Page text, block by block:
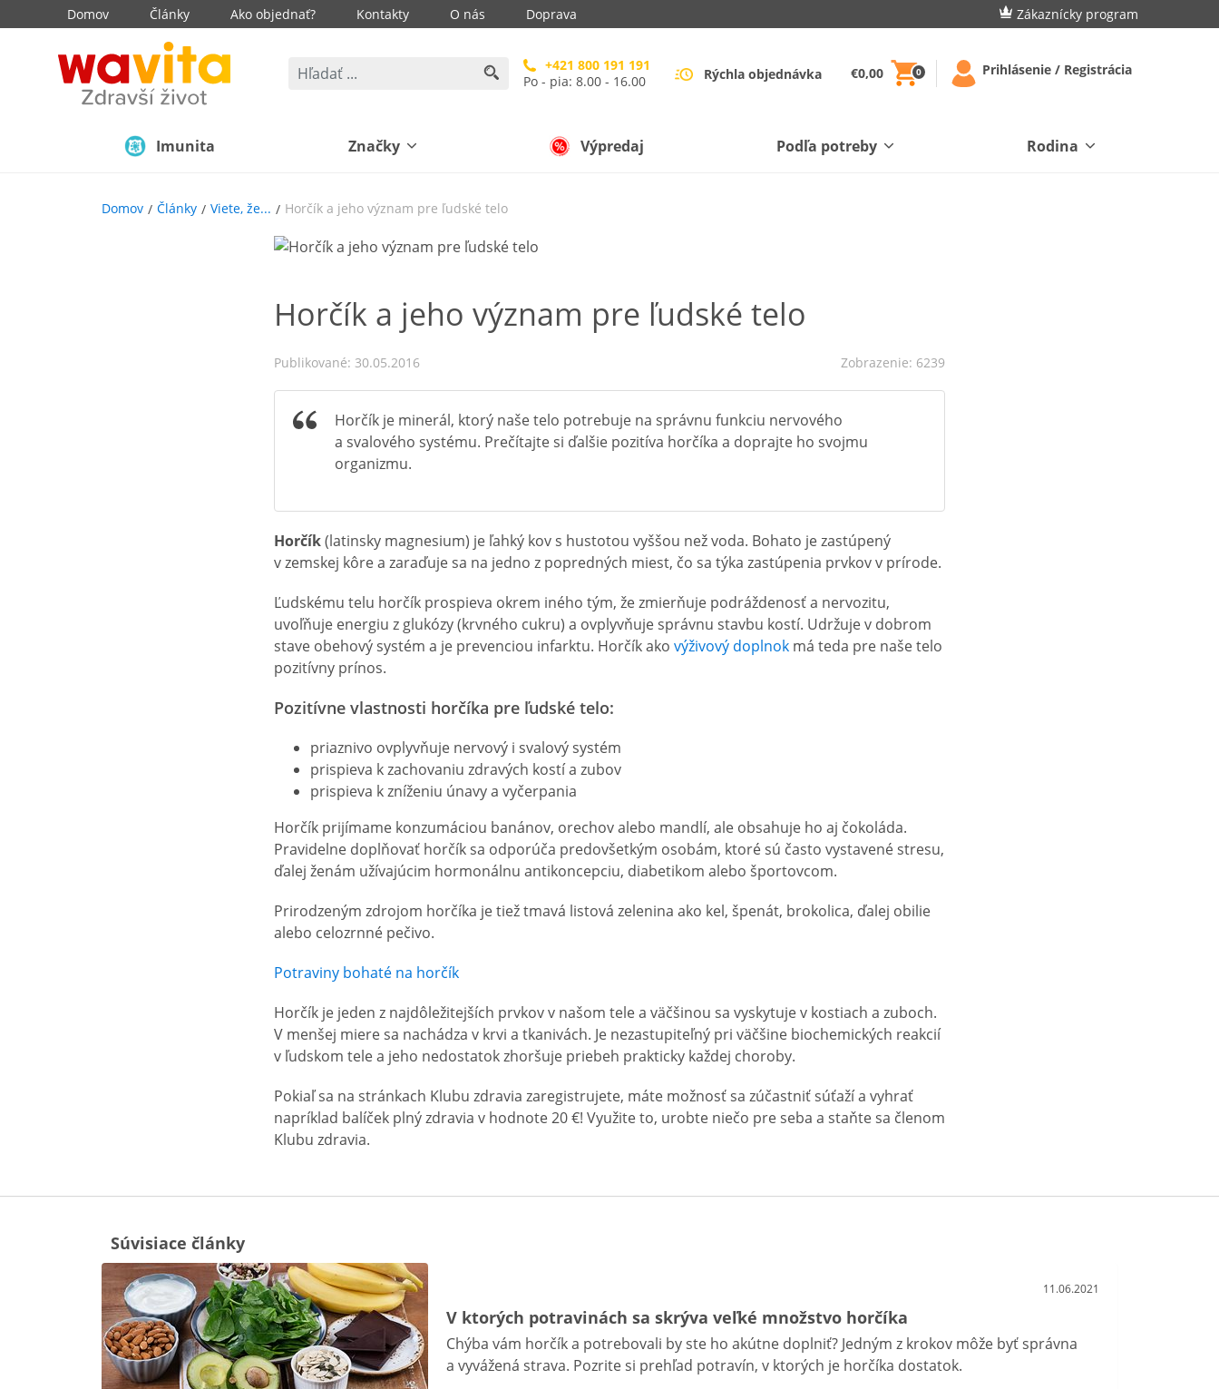
Domov Články Ako objednať? Kontakty O nás Doprava Zákaznícky program
+421 800 191 191
Po - pia: 8.00 - 16.00
Rýchla objednávka €0,00 0 Prihlásenie / Registrácia
Imunita Značky Výpredaj Podľa potreby Rodina
Domov Články Viete, že... Horčík a jeho význam pre ľudské telo
Horčík a jeho význam pre ľudské telo
Publikované: 30.05.2016 Zobrazenie: 6239
Horčík je minerál, ktorý naše telo potrebuje na správnu funkciu nervového
a svalového systému. Prečítajte si ďalšie pozitíva horčíka a doprajte ho svojmu
organizmu.
Horčík(latinsky magnesium) je ľahký kov s hustotou vyššou než voda. Bohato je zastúpený
v zemskej kôre a zaraďuje sa na jedno z popredných miest, čo sa týka zastúpenia prvkov v prírode.
Ľudskému telu horčík prospieva okrem iného tým, že zmierňuje podráždenosť a nervozitu,
uvoľňuje energiu z glukózy (krvného cukru) a ovplyvňuje správnu stavbu kostí. Udržuje v dobrom
stave obehový systém a je prevenciou infarktu. Horčík ako výživový doplnok má teda pre naše telo
pozitívny prínos.
Pozitívne vlastnosti horčíka pre ľudské telo:
priaznivo ovplyvňuje nervový i svalový systém
prispieva k zachovaniu zdravých kostí a zubov
prispieva k zníženiu únavy a vyčerpania
Horčík prijímame konzumáciou banánov, orechov alebo mandlí, ale obsahuje ho aj čokoláda.
Pravidelne doplňovať horčík sa odporúča predovšetkým osobám, ktoré sú často vystavené stresu,
ďalej ženám užívajúcim hormonálnu antikoncepciu, diabetikom alebo športovcom.
Prirodzeným zdrojom horčíka je tiež tmavá listová zelenina ako kel, špenát, brokolica, ďalej obilie
alebo celozrnné pečivo.
Potraviny bohaté na horčík
Horčík je jeden z najdôležitejších prvkov v našom tele a väčšinou sa vyskytuje v kostiach a zuboch.
V menšej miere sa nachádza v krvi a tkanivách. Je nezastupiteľný pri väčšine biochemických reakcií
v ľudskom tele a jeho nedostatok zhoršuje priebeh prakticky každej choroby.
Pokiaľ sa na stránkach Klubu zdravia zaregistrujete, máte možnosť sa zúčastniť súťaží a vyhrať
napríklad balíček plný zdravia v hodnote 20 €! Využite to, urobte niečo pre seba a staňte sa členom
Klubu zdravia.
Súvisiace články
11.06.2021
V ktorých potravinách sa skrýva veľké množstvo horčíka
Chýba vám horčík a potrebovali by ste ho akútne doplniť? Jedným z krokov môže byť správna
a vyvážená strava. Pozrite si prehľad potravín, v ktorých je horčíka dostatok.